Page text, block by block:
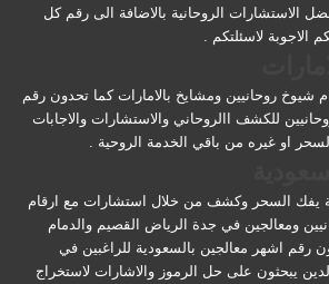
الاستشارات الروحانية بالاضافة الى رقم كل
لاسئلتكم .
شيوخ روحانيين ومشايخ بالامارات كما تحدون رقم
للكشف االروحاني والاستشارات والاجابات
او غيره من باقي الخدمة الروحية .
يفك السحر وكشف من خلال استشارات مع ارقام
ومعالجين في جدة الرياض القصيم والدمام
رقم اشهر معالجين بالسعودية للراغبين في
يبحثون على حل الرموز والاشارات لاستخراج